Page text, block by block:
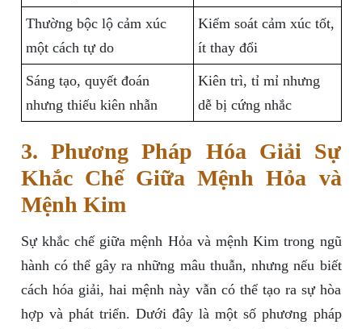
Thường bộc lộ cảm xúc
một cách tự do
Kiểm soát cảm xúc tốt,
ít thay đổi
Sáng tạo, quyết đoán
nhưng thiếu kiên nhẫn
Kiên trì, tỉ mỉ nhưng
dễ bị cứng nhắc
3. Phương Pháp Hóa Giải Sự
Khắc Chế Giữa Mệnh Hỏa và
Mệnh Kim
Sự khắc chế giữa mệnh Hỏa và mệnh Kim trong ngũ
hành có thể gây ra những mâu thuẫn, nhưng nếu biết
cách hóa giải, hai mệnh này vẫn có thể tạo ra sự hòa
hợp và phát triển. Dưới đây là một số phương pháp